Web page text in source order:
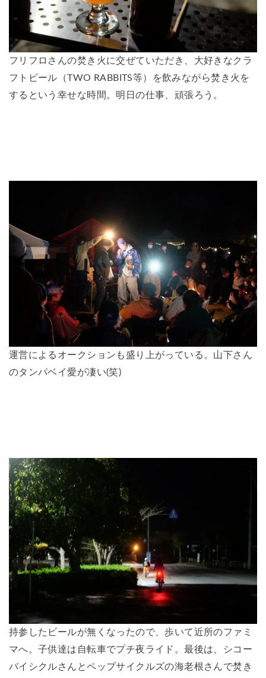
フリフロさんの焚き火に交ぜていただき、大好きなクラ
フトビール（TWO RABBITS等）を飲みながら焚き火を
するという幸せな時間。明日の仕事、頑張ろう。
運営によるオークションも盛り上がっている。山下さん
のタンパベイ愛が凄い(笑)
持参したビールが無くなったので、歩いて近所のファミ
マへ。子供達は自転車でプチ夜ライド。最後は、シコー
バイシクルさんとペップサイクルズの海老根さんで焚き